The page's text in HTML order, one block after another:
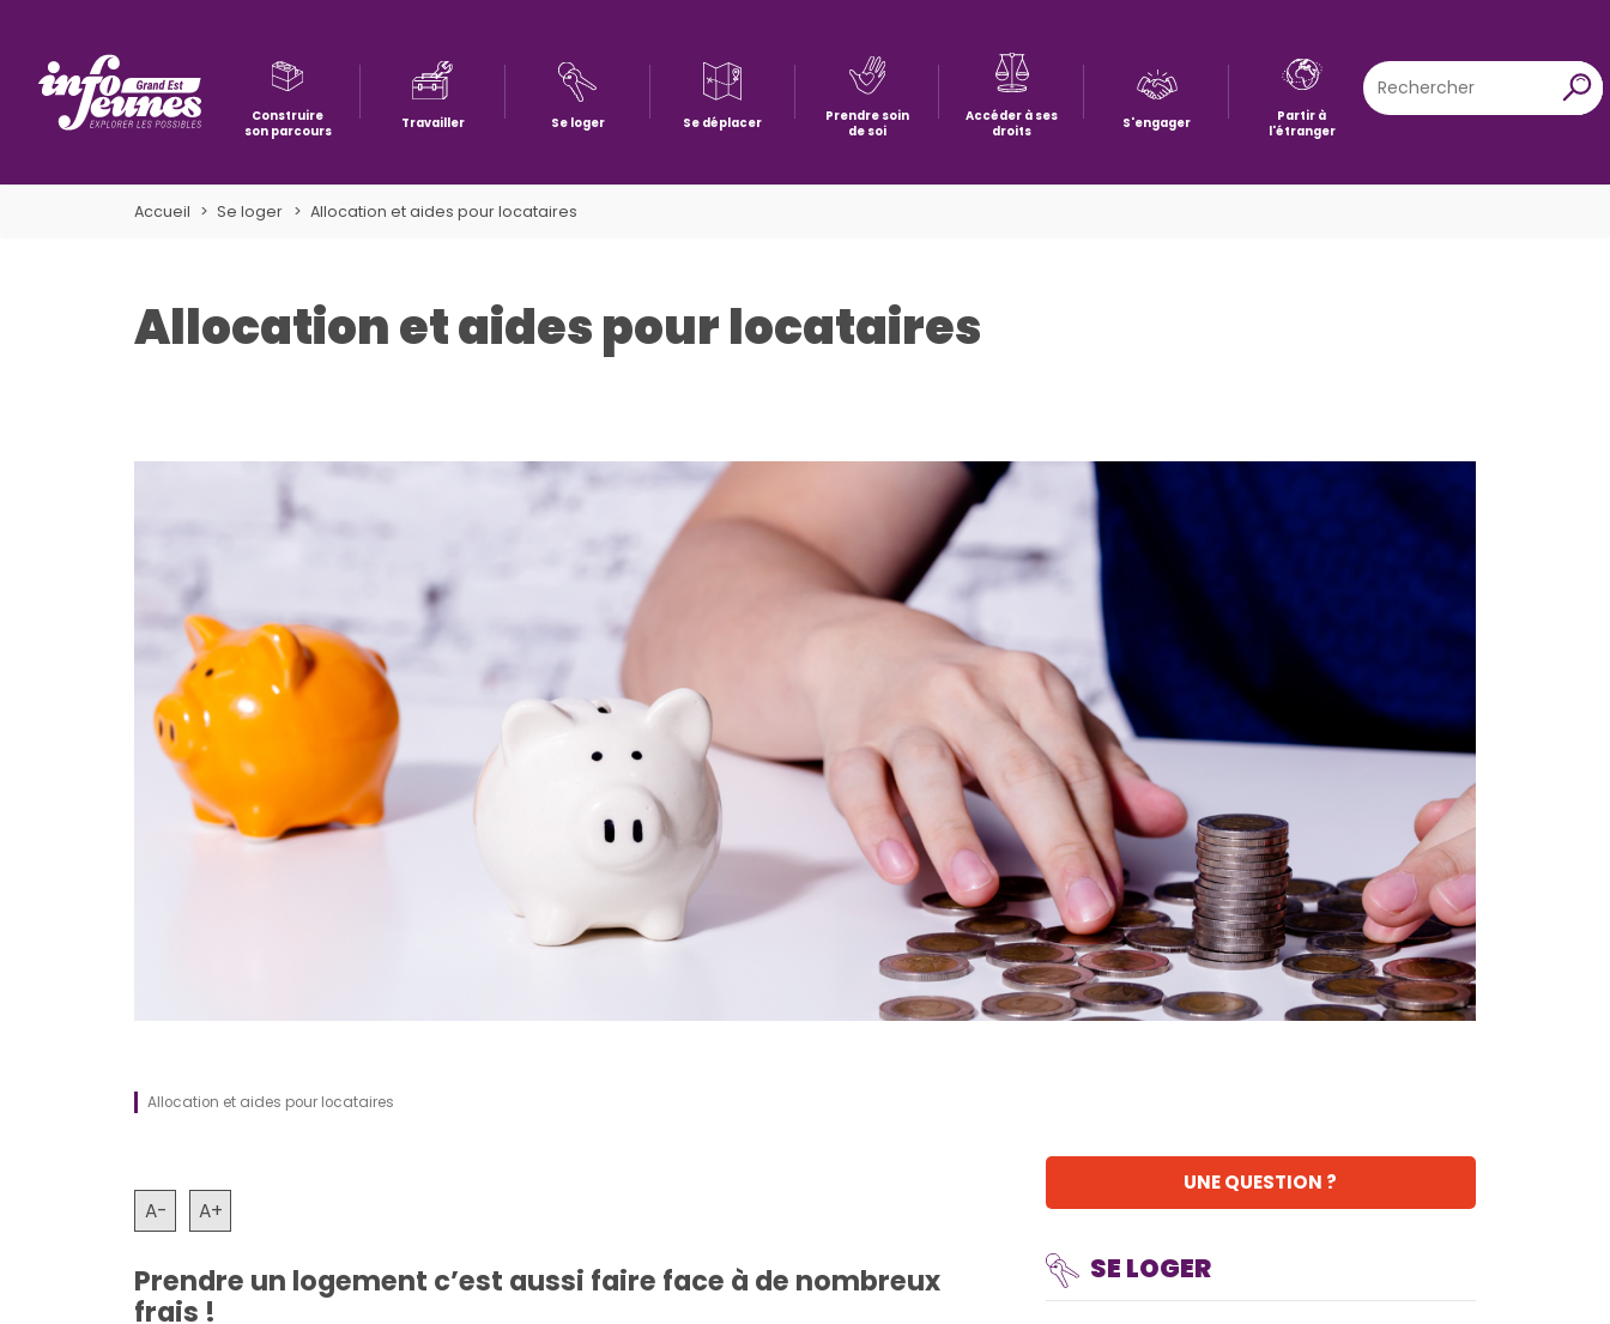
Construire
son parcours
Travailler Se loger Se déplacer
Prendre soin
de soi
Accéder à ses
droits
S'engager
Partir à
l'étranger
Rechercher
X
Accueil Se loger Allocation et aides pour locataires
Allocation et aides pour locataires
Allocation et aides pour locataires
A- A+
Prendre un logement c’est aussi faire face à de nombreux
frais !
UNE QUESTION ?
SE LOGER